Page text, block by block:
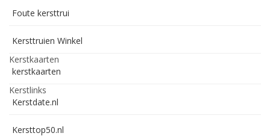
Foute kersttrui
Kersttruien Winkel
Kerstkaarten
kerstkaarten
Kerstlinks
Kerstdate.nl
Kersttop50.nl